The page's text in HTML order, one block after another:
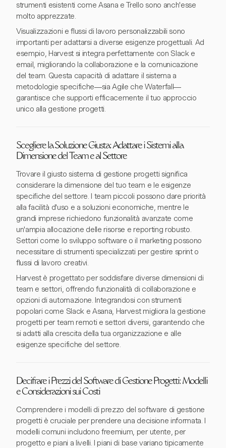
strumenti esistenti come Asana e Trello sono anch'esse
molto apprezzate.
Visualizzazioni e flussi di lavoro personalizzabili sono
importanti per adattarsi a diverse esigenze progettuali. Ad
esempio, Harvest si integra perfettamente con Slack e
email, migliorando la collaborazione e la comunicazione
del team. Questa capacità di adattare il sistema a
metodologie specifiche—sia Agile che Waterfall—
garantisce che supporti efficacemente il tuo approccio
unico alla gestione progetti.
Scegliere la Soluzione Giusta: Adattare i Sistemi alla
Dimensione del Team e al Settore
Trovare il giusto sistema di gestione progetti significa
considerare la dimensione del tuo team e le esigenze
specifiche del settore. I team piccoli possono dare priorità
alla facilità d'uso e a soluzioni economiche, mentre le
grandi imprese richiedono funzionalità avanzate come
un'ampia allocazione delle risorse e reporting robusto.
Settori come lo sviluppo software o il marketing possono
necessitare di strumenti specializzati per gestire sprint o
flussi di lavoro creativi.
Harvest è progettato per soddisfare diverse dimensioni di
team e settori, offrendo funzionalità di collaborazione e
opzioni di automazione. Integrandosi con strumenti
popolari come Slack e Asana, Harvest migliora la gestione
progetti per team remoti e settori diversi, garantendo che
si adatti alla crescita della tua organizzazione e alle
esigenze specifiche del settore.
Decifrare i Prezzi del Software di Gestione Progetti: Modelli
e Considerazioni sui Costi
Comprendere i modelli di prezzo del software di gestione
progetti è cruciale per prendere una decisione informata. I
modelli comuni includono freemium, per utente, per
progetto e piani a livelli. I piani di base variano tipicamente